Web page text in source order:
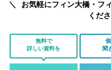
お気軽にフィン大橋・フ
くだ
無料で
詳しい資料を
聞